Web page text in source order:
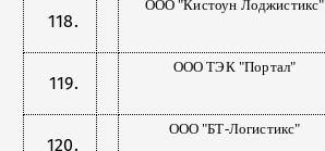
ООО "Кистоун Лоджистикс"
ООО ТЭК "Портал"
ООО "БТ-Логистикс"